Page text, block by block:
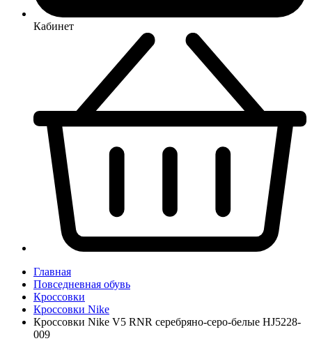
Кабинет
Главная
Повседневная обувь
Кроссовки
Кроссовки Nike
Кроссовки Nike V5 RNR серебряно-серо-белые HJ5228-
009